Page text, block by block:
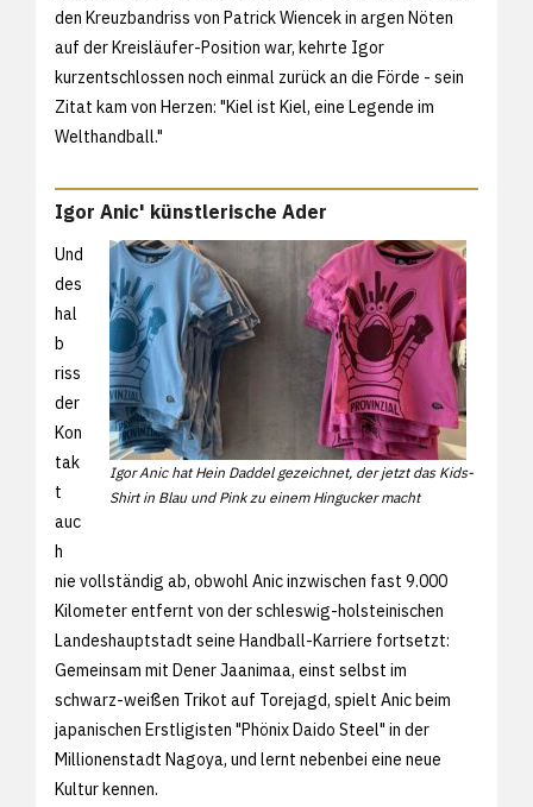
den Kreuzbandriss von Patrick Wiencek in argen Nöten
auf der Kreisläufer-Position war, kehrte Igor
kurzentschlossen noch einmal zurück an die Förde - sein
Zitat kam von Herzen: "Kiel ist Kiel, eine Legende im
Welthandball."
Igor Anic' künstlerische Ader
Igor Anic hat Hein Daddel gezeichnet, der jetzt das Kids-
Shirt in Blau und Pink zu einem Hingucker macht
Und
des
hal
b
riss
der
Kon
tak
t
auc
h
nie vollständig ab, obwohl Anic inzwischen fast 9.000
Kilometer entfernt von der schleswig-holsteinischen
Landeshauptstadt seine Handball-Karriere fortsetzt:
Gemeinsam mit Dener Jaanimaa, einst selbst im
schwarz-weißen Trikot auf Torejagd, spielt Anic beim
japanischen Erstligisten "Phönix Daido Steel" in der
Millionenstadt Nagoya, und lernt nebenbei eine neue
Kultur kennen.